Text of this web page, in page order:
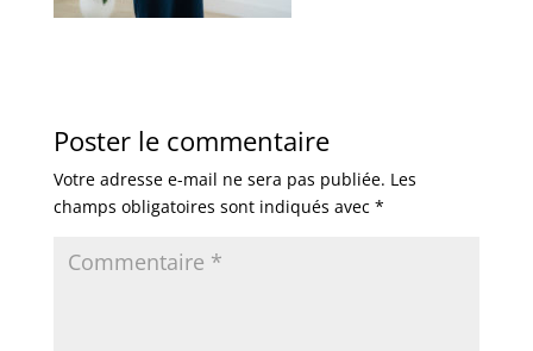
Poster le commentaire
Votre adresse e-mail ne sera pas publiée. Les
champs obligatoires sont indiqués avec *